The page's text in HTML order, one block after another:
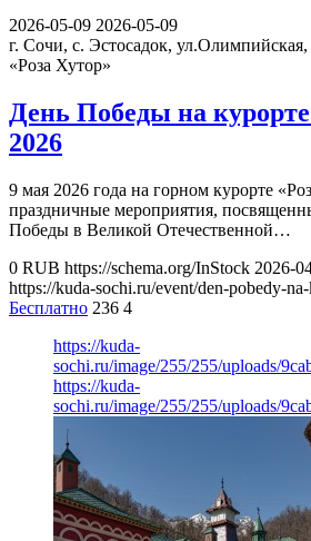
2026-05-09 2026-05-09
г. Сочи, с. Эстосадок, ул.Олимпийская,
«Роза Хутор»
День Победы на
2026
9 мая 2026 года на горном курорте
праздничные мероприятия,
Победы в Великой Отечественной…
0 RUB https://schema.org/InStock 2026-
https://kuda-sochi.ru/event/den-pobedy-
Бесплатно 236 4
https://kuda-
sochi.ru/image/255/255/uploads/
https://kuda-
sochi.ru/image/255/255/uploads/